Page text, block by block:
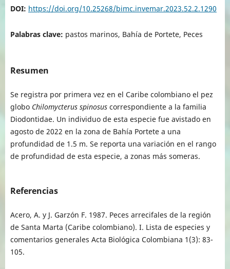
DOI: https://doi.org/10.25268/bimc.invemar.2023.52.2.1290
Palabras clave: pastos marinos, Bahía de Portete, Peces
Resumen
Se registra por primera vez en el Caribe colombiano el pez
globo Chilomycterus spinosuscorrespondiente a la familia
Diodontidae. Un individuo de esta especie fue avistado en
agosto de 2022 en la zona de Bahía Portete a una
profundidad de 1.5 m. Se reporta una variación en el rango
de profundidad de esta especie, a zonas más someras.
Referencias
Acero, A. y J. Garzón F. 1987. Peces arrecifales de la región
de Santa Marta (Caribe colombiano). I. Lista de especies y
comentarios generales Acta Biológica Colombiana 1(3): 83-
105.